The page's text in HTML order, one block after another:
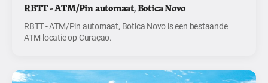
RBTT - ATM/Pin automaat, Botica Novo
RBTT - ATM/Pin automaat, Botica Novo is een bestaande
ATM-locatie op Curaçao.